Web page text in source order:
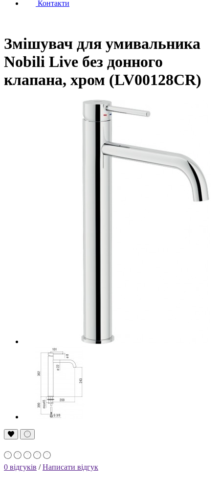
Контакти
Змішувач для умивальника
Nobili Live без донного
клапана, хром (LV00128CR)
0 відгуків /Написати відгук